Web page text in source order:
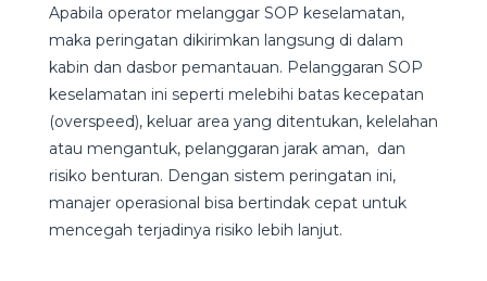
Apabila operator melanggar SOP keselamatan,
maka peringatan dikirimkan langsung di dalam
kabin dan dasbor pemantauan. Pelanggaran SOP
keselamatan ini seperti melebihi batas kecepatan
(overspeed), keluar area yang ditentukan, kelelahan
atau mengantuk, pelanggaran jarak aman, dan
risiko benturan. Dengan sistem peringatan ini,
manajer operasional bisa bertindak cepat untuk
mencegah terjadinya risiko lebih lanjut.